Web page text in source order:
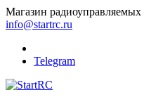
Магазин
info@startrc.ru
Telegram